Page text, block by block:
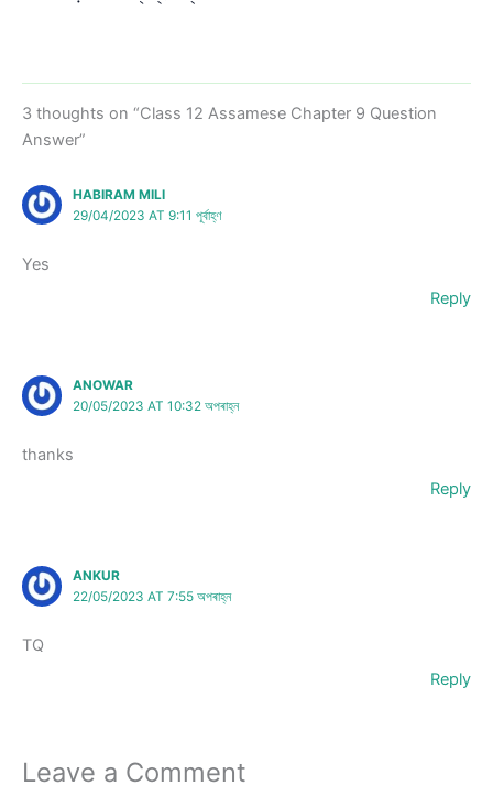
3 thoughts on “Class 12 Assamese Chapter 9 Question
Answer”
HABIRAM MILI
29/04/2023 AT 9:11 পূৰ্বাহ্ণ
Yes
Reply
ANOWAR
20/05/2023 AT 10:32 অপৰাহ্ন
thanks
Reply
ANKUR
22/05/2023 AT 7:55 অপৰাহ্ন
TQ
Reply
Leave a Comment